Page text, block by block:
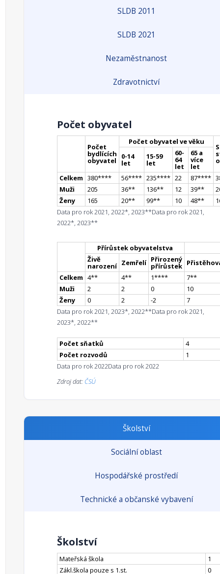
SLDB 2011
SLDB 2021
Nezaměstnanost
Zdravotnictví
Počet obyvatel
Počet
bydlících
obyvatel
Počet obyvatel ve věku
0-14
let
15-59
let
60-
64
let
65 a
více
let
Celkem 380**** 56**** 235**** 22 87****
Muži
205 36** 136** 12 39**
Ženy
165 20** 99** 10 48**
Data pro rok 2021, 2022*, 2023**Data pro rok 2021,
2022*, 2023**
Přírůstek obyvatelstva
Živě
narození Zemřelí Přirozený
přírůstek
Celkem 4** 4** 1**** 7**
Muži
2 2 0
10
Ženy
0 2 -2
7
Data pro rok 2021, 2023*, 2022**Data pro rok 2021,
2023*, 2022**
Počet sňatků
4
Počet rozvodů
1
Data pro rok 2022Data pro rok 2022
Zdroj dat: ČSÚ
Školství
Sociální oblast
Hospodářské prostředí
Technické a občanské vybavení
Školství
Mateřská škola
1
Zákl.škola pouze s 1.st.
0